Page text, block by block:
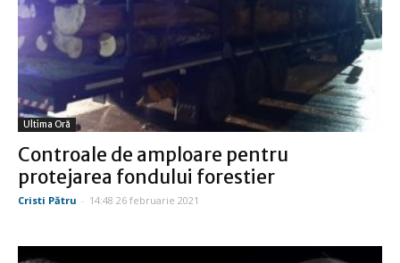
Ultima Oră
Controale de amploare pentru
protejarea fondului forestier
Cristi Pătru - 14:48 26 februarie 2021